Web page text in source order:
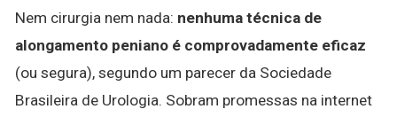
Nem cirurgia nem nada: nenhuma técnica de
alongamento peniano é comprovadamente eficaz
(ou segura), segundo um parecer da Sociedade
Brasileira de Urologia. Sobram promessas na internet